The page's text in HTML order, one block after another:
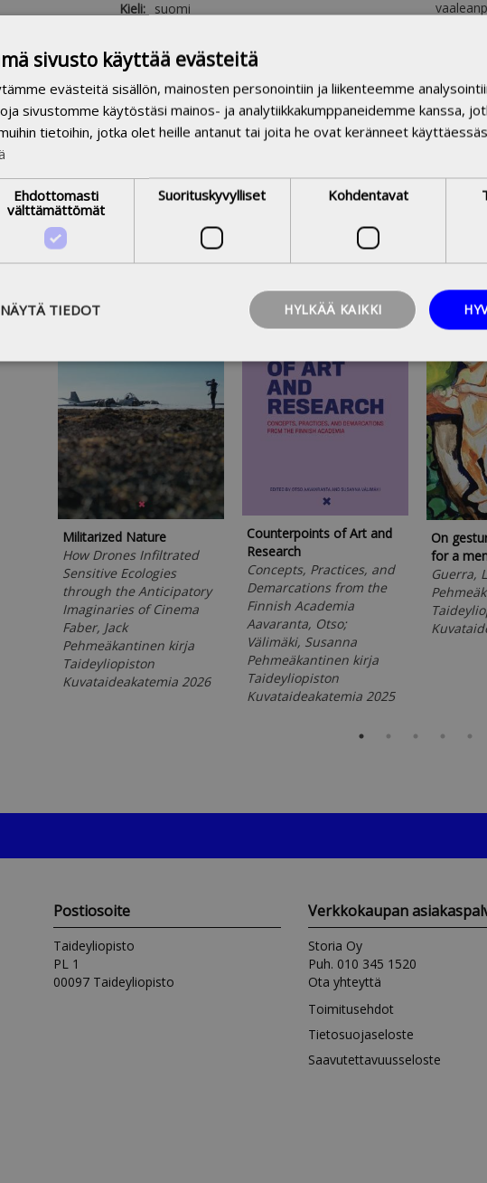
Kieli:
suomi
Tuoteryhmät: Kuvataideakatemian julkaisut
Kirjastoluokka:
70 TAIDE. TAIDEHISTORIA
YSO - Yleinen
suomalainen
asiasanasto:
kuvataide, maalaustaide,narratiivisuus,
tila (ilmiö) taideteokset taiteellinen työ
taiteellinen tutkimus,feminismi ,tyttöys,
Avainsanat: väitöskirja taiteellinen tutkimus
maalaustaide kuvataide tila tyttöys
kerronnallisuus sinä-kerronta
Militarized Nature
How Drones Infiltrated
Sensitive Ecologies
through the Anticipatory
Imaginaries of Cinema
Faber, Jack
Pehmeäkantinen kirja
Taideyliopiston
Kuvataideakatemia 2026
19,91 €
Counterpoints of Art and
Research
Concepts, Practices, and
Demarcations from the
Finnish Academia
Aavaranta, Otso;
Välimäki, Susanna
Pehmeäkantinen kirja
Taideyliopiston
Kuvataideakatemia 2025
On
for a
Guerra,
Postiosoite
Taideyliopisto
PL 1
00097 Taideyliopisto
Verkkokaupan
Storia Oy
Puh. 010 345 1520
Ota yhteyttä
Toimitusehdot
Tietosuojaseloste
Saavutettavuusseloste
sivusto käyttää evästeitä
evästeitä sisällön, mainosten personointiin ja liikenteemme
sivustomme käytöstäsi mainos- ja analytiikkakumppaneidemme kanssa,
tietoihin, jotka olet heille antanut tai joita he ovat keränneet
Ehdottomasti
välttämättömät
Suorituskyvylliset Kohdentavat
HYLKÄÄ KAIKKI
NÄYTÄ TIEDOT